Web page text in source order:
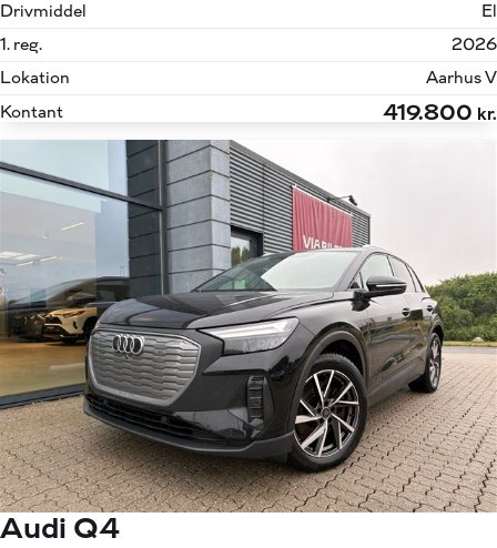
Drivmiddel
El
1. reg.
2026
Lokation
Aarhus V
Kontant
419.800 kr.
Audi Q4